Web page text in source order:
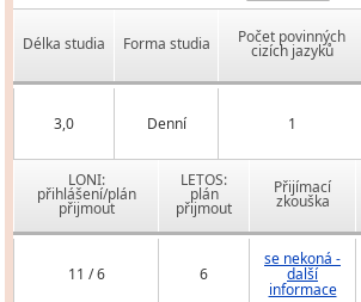
Délka studia Forma studia Počet povinných
cizích jazyků
3,0 Denní 1
LONI:
přihlášení/plán
přijmout
LETOS:
plán
přijmout
Přijímací
zkouška
11 / 6 6
se nekoná -
další
informace